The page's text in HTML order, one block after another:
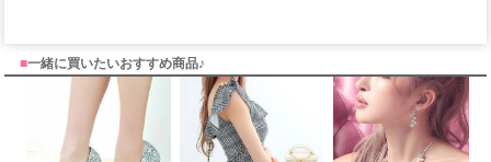
■一緒に買いたいおすすめ商品♪